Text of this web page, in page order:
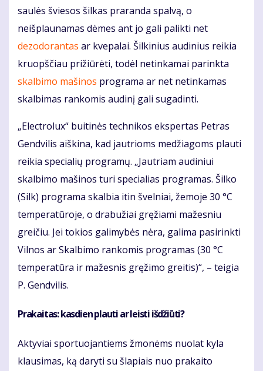
saulės šviesos šilkas praranda spalvą, o
neišplaunamas dėmes ant jo gali palikti net
dezodorantas ar kvepalai. Šilkinius audinius reikia
kruopščiau prižiūrėti, todėl netinkamai parinkta
skalbimo mašinos programa ar net netinkamas
skalbimas rankomis audinį gali sugadinti.
„Electrolux“ buitinės technikos ekspertas Petras
Gendvilis aiškina, kad jautrioms medžiagoms plauti
reikia specialių programų. „Jautriam audiniui
skalbimo mašinos turi specialias programas. Šilko
(Silk) programa skalbia itin švelniai, žemoje 30 °C
temperatūroje, o drabužiai gręžiami mažesniu
greičiu. Jei tokios galimybės nėra, galima pasirinkti
Vilnos ar Skalbimo rankomis programas (30 °C
temperatūra ir mažesnis gręžimo greitis)“, – teigia
P. Gendvilis.
Prakaitas: kasdien plauti ar leisti išdžiūti?
Aktyviai sportuojantiems žmonėms nuolat kyla
klausimas, ką daryti su šlapiais nuo prakaito